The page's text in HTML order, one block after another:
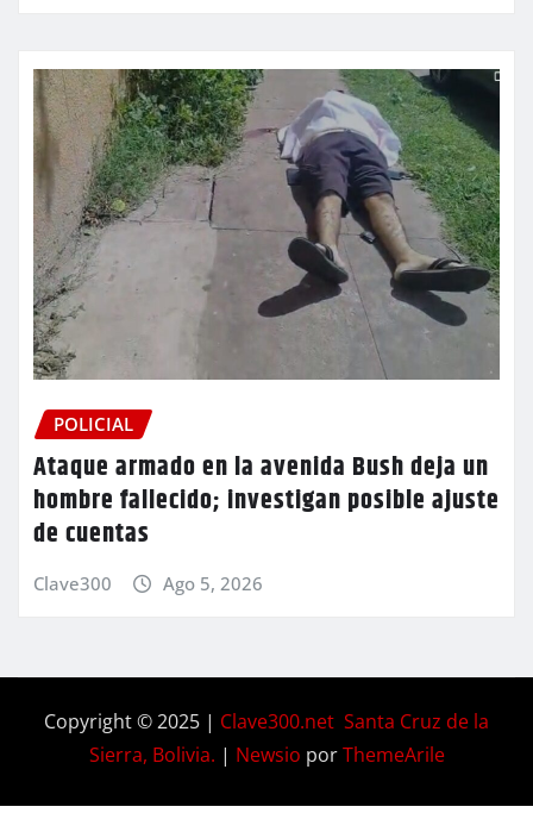
POLICIAL
Ataque armado en la avenida Bush deja un
hombre fallecido; investigan posible ajuste
de cuentas
Clave300 Ago 5, 2026
Copyright © 2025 | Clave300.net Santa Cruz de la
Sierra, Bolivia. | Newsio porThemeArile